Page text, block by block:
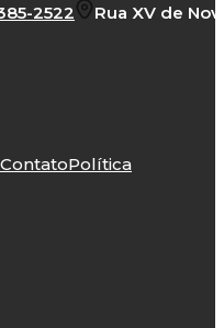
2522 Rua XV de
ContatoPolítica